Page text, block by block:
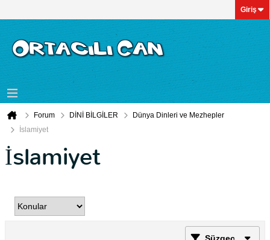
Giriş
Forum DİNİ BİLGİLER
Dünya Dinleri ve Mezhepler
İslamiyet
İslamiyet